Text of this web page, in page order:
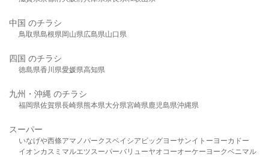
中国 のチラシ
鳥取県島根県岡山県広島県山口県
四国 のチラシ
徳島県香川県愛媛県高知県
九州・沖縄 のチラシ
福岡県佐賀県長崎県熊本県大分県宮崎県鹿児島県沖縄県
スーパー
いなげや西條アマノパークスベイシア ビッグヨーサンイトーヨーカドー
イオンカスミ マルエツスーパーバリューヤオコーオーケー ヨークベニマル